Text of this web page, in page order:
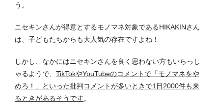
う。
ニセキンさんが得意とするモノマネ対象であるHIKAKINさん
は、子どもたちからも大人気の存在ですよね！
しかし、なかにはニセキンさんを良く思わない方もいらっし
ゃるようで、 TikTokやYouTubeのコメントで「モノマネをや
めろ！」といった批判コメントが多いときで1日2000件も来
るときがあるそうです。